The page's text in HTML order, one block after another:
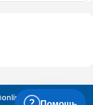
efect.com
?